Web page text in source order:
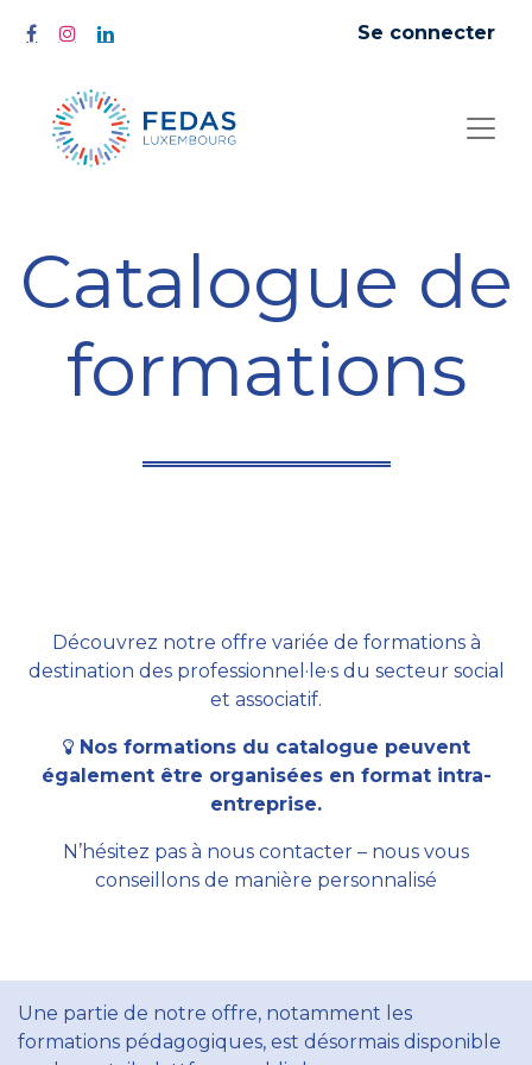
Se connecter
Catalogue de
formations
Découvrez notre offre variée de formations à
destination des professionnel·le·s du secteur social
et associatif.
Nos formations du catalogue peuvent
également être organisées en format intra-
entreprise.
N’hésitez pas à nous contacter – nous vous
conseillons de manière personnalisé
Une partie de notre offre, notamment les
formations pédagogiques, est désormais disponible